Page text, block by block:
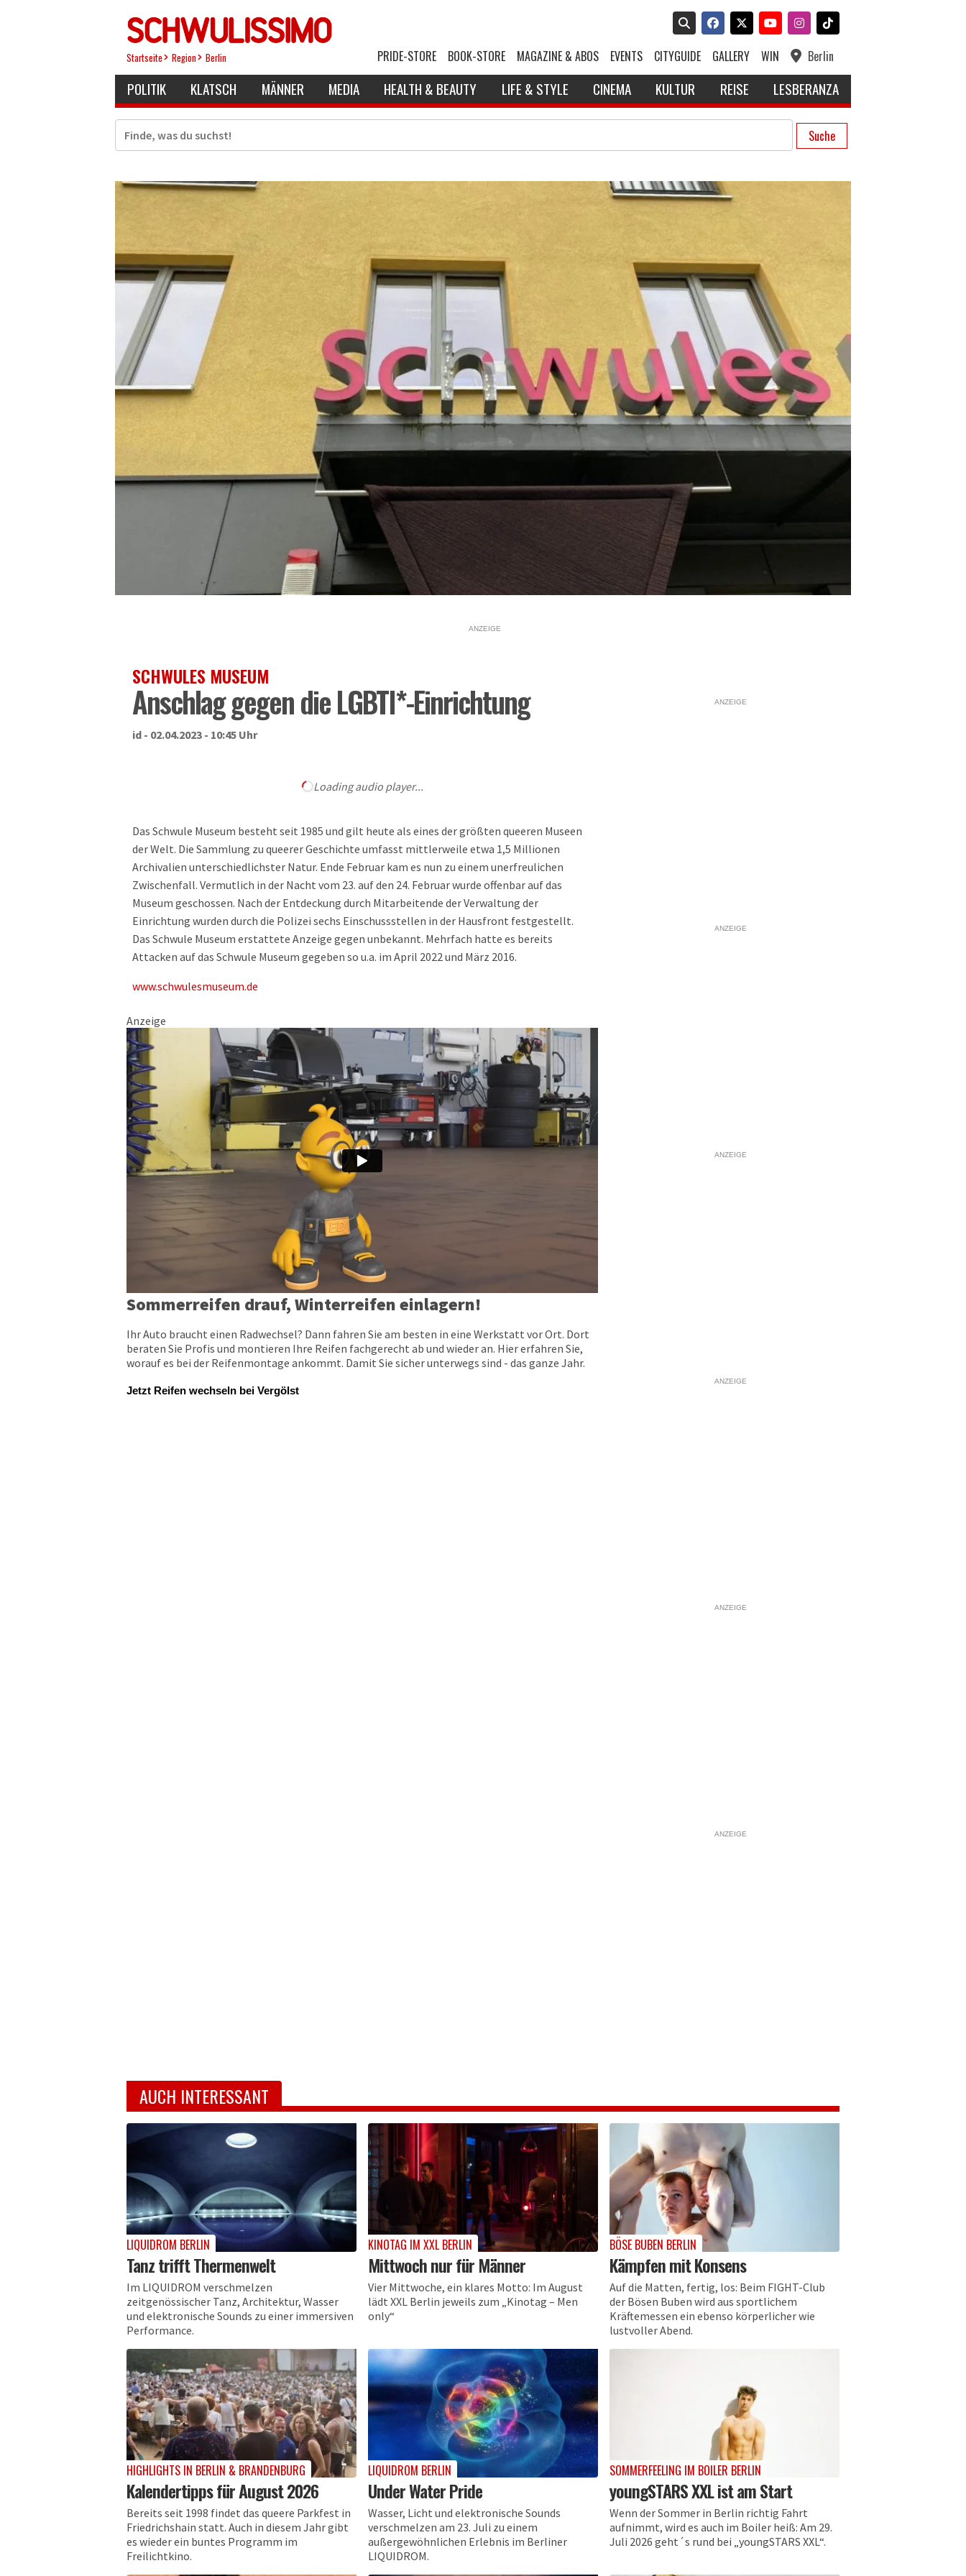
Startseite Region Berlin PRIDE-STORE BOOK-STORE MAGAZINE & ABOS EVENTS CITYGUIDE GALLERY WIN Berlin
POLITIK KLATSCH MÄNNER MEDIA HEALTH & BEAUTY LIFE & STYLE CINEMA KULTUR REISE LESBERANZA
Suche
ANZEIGE
SCHWULES MUSEUM
Anschlag gegen die LGBTI*-Einrichtung
id - 02.04.2023 - 10:45 Uhr
Loading audio player...
Das Schwule Museum besteht seit 1985 und gilt heute als eines der größten queeren Museen
der Welt. Die Sammlung zu queerer Geschichte umfasst mittlerweile etwa 1,5 Millionen
Archivalien unterschiedlichster Natur. Ende Februar kam es nun zu einem unerfreulichen
Zwischenfall. Vermutlich in der Nacht vom 23. auf den 24. Februar wurde offenbar auf das
Museum geschossen. Nach der Entdeckung durch Mitarbeitende der Verwaltung der
Einrichtung wurden durch die Polizei sechs Einschussstellen in der Hausfront festgestellt.
Das Schwule Museum erstattete Anzeige gegen unbekannt. Mehrfach hatte es bereits
Attacken auf das Schwule Museum gegeben so u.a. im April 2022 und März 2016.
www.schwulesmuseum.de
Anzeige
Sommerreifen drauf, Winterreifen einlagern!
Ihr Auto braucht einen Radwechsel? Dann fahren Sie am besten in eine Werkstatt vor Ort. Dort
beraten Sie Profis und montieren Ihre Reifen fachgerecht ab und wieder an. Hier erfahren Sie,
worauf es bei der Reifenmontage ankommt. Damit Sie sicher unterwegs sind - das ganze Jahr.
Jetzt Reifen wechseln bei Vergölst
ANZEIGE
ANZEIGE
ANZEIGE
ANZEIGE
ANZEIGE
ANZEIGE
AUCH INTERESSANT
LIQUIDROM BERLIN
Tanz trifft Thermenwelt
Im LIQUIDROM verschmelzen
zeitgenössischer Tanz, Architektur, Wasser
und elektronische Sounds zu einer immersiven
Performance.
KINOTAG IM XXL BERLIN
Mittwoch nur für Männer
Vier Mittwoche, ein klares Motto: Im August
lädt XXL Berlin jeweils zum „Kinotag – Men
only“
BÖSE BUBEN BERLIN
Kämpfen mit Konsens
Auf die Matten, fertig, los: Beim FIGHT-Club
der Bösen Buben wird aus sportlichem
Kräftemessen ein ebenso körperlicher wie
lustvoller Abend.
HIGHLIGHTS IN BERLIN & BRANDENBURG
Kalendertipps für August 2026
Bereits seit 1998 findet das queere Parkfest in
Friedrichshain statt. Auch in diesem Jahr gibt
es wieder ein buntes Programm im
Freilichtkino.
LIQUIDROM BERLIN
Under Water Pride
Wasser, Licht und elektronische Sounds
verschmelzen am 23. Juli zu einem
außergewöhnlichen Erlebnis im Berliner
LIQUIDROM.
SOMMERFEELING IM BOILER BERLIN
youngSTARS XXL ist am Start
Wenn der Sommer in Berlin richtig Fahrt
aufnimmt, wird es auch im Boiler heiß: Am 29.
Juli 2026 geht´s rund bei „youngSTARS XXL“.